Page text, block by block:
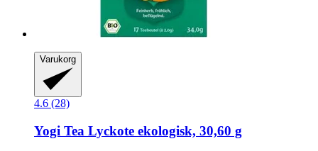
Varukorg
4.6 (28)
Yogi Tea Lyckote ekologisk, 30,60 g